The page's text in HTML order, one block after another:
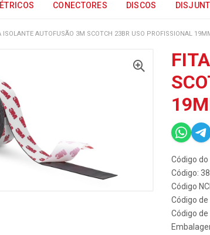
CONECTORES DISCOS
ISOLANTE AUTOFUSÃO 3M SCOTCH 23BR USO PROFISSIONAL
Código
Código:
Código
Código
Código